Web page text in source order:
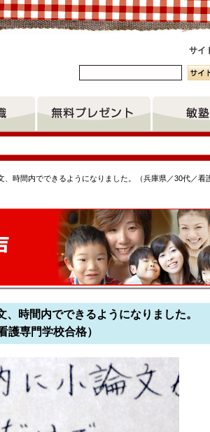
サイ
尼崎健康医療財団看護専門学校 秋田
専門学校 安房医療福祉専門学校 小澤高
女子医科大学看護学校 晴麗看護学校
、時間内でできるようになりました。（兵庫県／30代／看
、時間内でできるようになりました。
護専門学校合格）